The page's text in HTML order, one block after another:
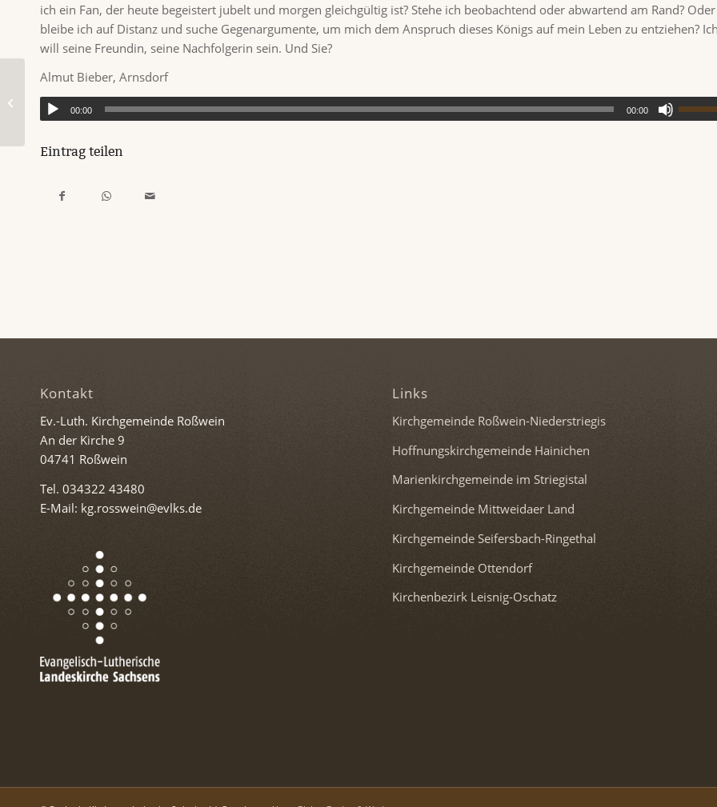
ich ein Fan, der heute begeistert jubelt und morgen gleichgültig ist? Stehe ich beobachtend oder abwartend am Rand? Oder
bleibe ich auf Distanz und suche Gegenargumente, um mich dem Anspruch dieses Königs auf mein Leben zu entziehen?
will seine Freundin, seine Nachfolgerin sein. Und Sie?
Almut Bieber, Arnsdorf
00:00 00:00
Eintrag teilen
Kontakt
Ev.-Luth. Kirchgemeinde Roßwein
An der Kirche 9
04741 Roßwein
Tel. 034322 43480
E-Mail: kg.rosswein@evlks.de
Links
Kirchgemeinde Roßwein-Niederstriegis
Hoffnungskirchgemeinde Hainichen
Marienkirchgemeinde im Striegistal
Kirchgemeinde Mittweidaer Land
Kirchgemeinde Seifersbach-Ringethal
Kirchgemeinde Ottendorf
Kirchenbezirk Leisnig-Oschatz
Impuls für Montag, 3. April 2023